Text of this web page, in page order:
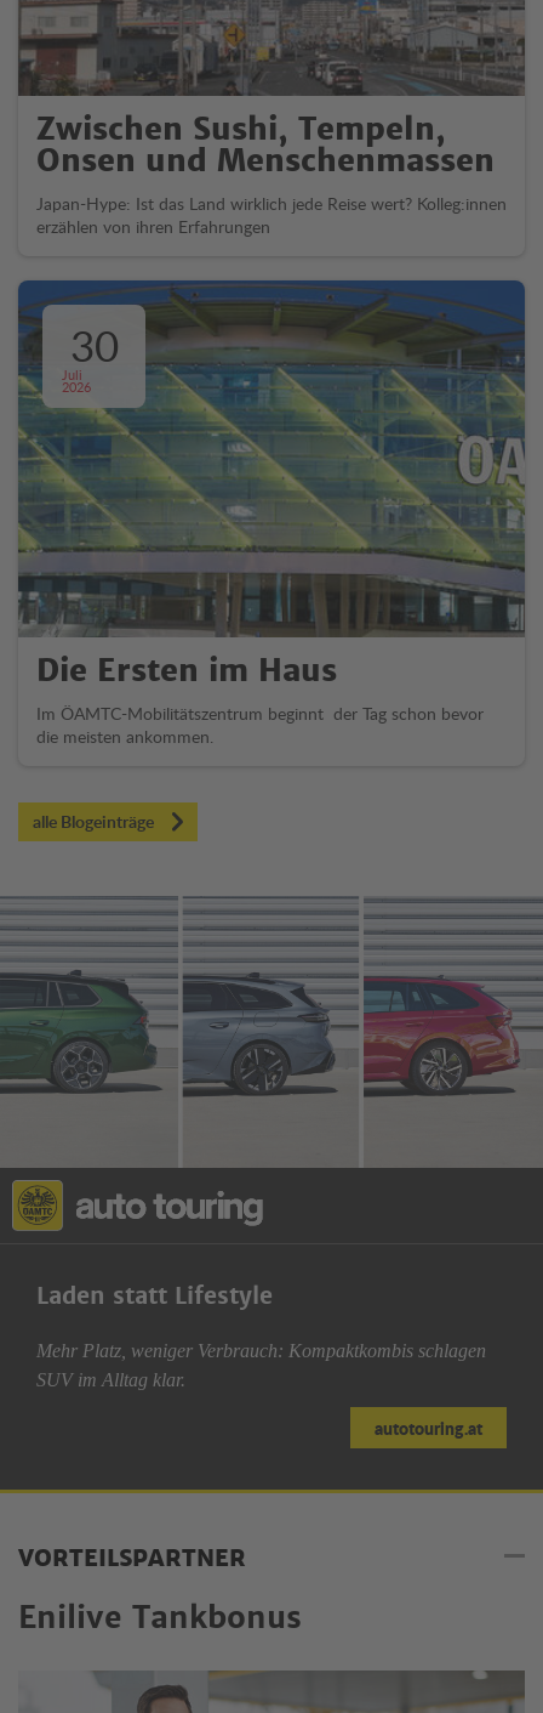
Zwischen Sushi, Tempeln,
Onsen und Menschenmassen
Japan-Hype: Ist das Land wirklich jede Reise wert? Kolleg:innen
erzählen von ihren Erfahrungen
30
Juli
2026
Die Ersten im Haus
Im ÖAMTC-Mobilitätszentrum beginnt der Tag schon bevor
die meisten ankommen.
alle Blogeinträge
Laden statt Lifestyle
Mehr Platz, weniger Verbrauch: Kompaktkombis schlagen
SUV im Alltag klar.
autotouring.at
VORTEILSPARTNER
Enilive Tankbonus